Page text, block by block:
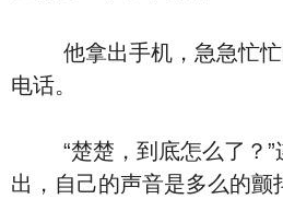
他拿出手机，急急忙忙
电话。
“楚楚，到底怎么了？”
出，自己的声音是多么的颤